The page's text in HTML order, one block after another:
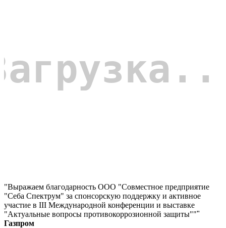
"Выражаем благодарность ООО "Совместное предприятие
"Себа Спектрум" за спонсорскую поддержку и активное
участие в III Международной конференции и выставке
"Актуальные вопросы противокоррозионной защиты"""
Газпром